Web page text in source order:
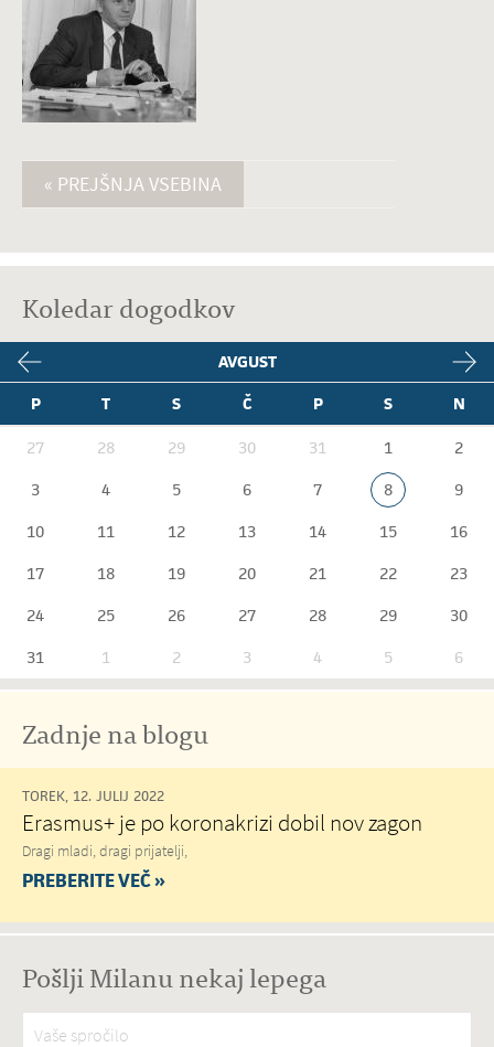
« PREJŠNJA VSEBINA
Koledar dogodkov
AVGUST
P
T S Č P S N
27 28 29 30 31 1
2
3
4 5 6 7 8
9
10
11 12 13 14 15
16
17
18 19 20 21 22
23
24
25 26 27 28 29
30
31
1 2 3 4 5 6
Zadnje na blogu
TOREK, 12. JULIJ 2022
Erasmus+ je po koronakrizi dobil nov zagon
Dragi mladi, dragi prijatelji,
PREBERITE VEČ »
Pošlji Milanu nekaj lepega
Vaše spročilo*